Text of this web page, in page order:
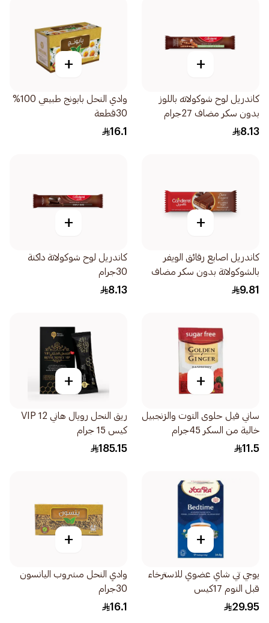
+
كاندريل لوح شوكولاته باللوز
بدون سكر مضاف 27جرام
8.13
+
وادي النحل بابونج طبيعي 100%
30قطعة
16.1
+
كاندريل اصابع رقائق الويفر
بالشوكولاتة بدون سكر مضاف
21.5جرام
9.81
+
كاندريل لوح شوكولاتة داكنة
30جرام
8.13
+
ساني فيل حلوى التوت والزنجبيل
خالية من السكر 45جرام
11.5
+
ريق النحل رويال هاني VIP 12
كيس 15 جرام
185.15
+
يوجي تي شاي عضوي للاسترخاء
قبل النوم 17كيس
29.95
+
وادي النحل مشروب اليانسون
30جرام
16.1